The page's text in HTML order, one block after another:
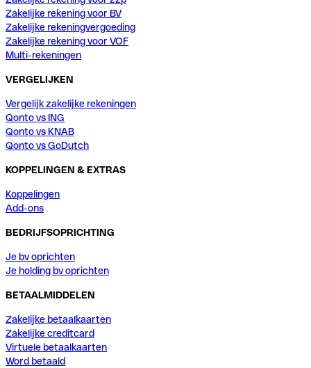
Zakelijke rekening voor BV
Zakelijke rekeningvergoeding
Zakelijke rekening voor VOF
Multi-rekeningen
VERGELIJKEN
Vergelijk zakelijke rekeningen
Qonto vs ING
Qonto vs KNAB
Qonto vs GoDutch
KOPPELINGEN & EXTRAS
Koppelingen
Add-ons
BEDRIJFSOPRICHTING
Je bv oprichten
Je holding bv oprichten
BETAALMIDDELEN
Zakelijke betaalkaarten
Zakelijke creditcard
Virtuele betaalkaarten
Word betaald